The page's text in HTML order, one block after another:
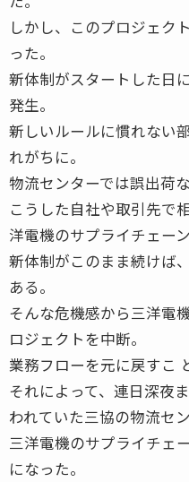
しかし、このプロジェク
った。
新体制がスタートした日
発生。
新しいルールに慣れない
れがちに。
物流センターでは誤出荷
こうした自社や取引先で
洋電機のサプライチェー
新体制がこのまま続けば
ある。
そんな危機感から三洋電
ロジェクトを中断。
業務フローを元に戻すこ
それによって、連日深夜
われていた三協の物流セ
三洋電機のサプライチェ
になった。